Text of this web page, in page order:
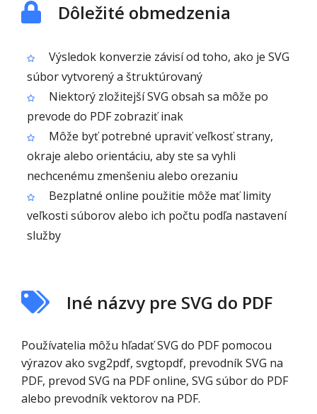
Dôležité obmedzenia
Výsledok konverzie závisí od toho, ako je SVG
súbor vytvorený a štruktúrovaný
Niektorý zložitejší SVG obsah sa môže po
prevode do PDF zobraziť inak
Môže byť potrebné upraviť veľkosť strany,
okraje alebo orientáciu, aby ste sa vyhli
nechcenému zmenšeniu alebo orezaniu
Bezplatné online použitie môže mať limity
veľkosti súborov alebo ich počtu podľa nastavení
služby
Iné názvy pre SVG do PDF
Používatelia môžu hľadať SVG do PDF pomocou
výrazov ako svg2pdf, svgtopdf, prevodník SVG na
PDF, prevod SVG na PDF online, SVG súbor do PDF
alebo prevodník vektorov na PDF.